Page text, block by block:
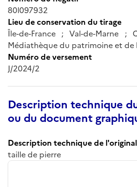
80l097932
Lieu de conservation du tirage
Île-de-France ; Val-de-Marne ;
Médiathèque du patrimoine et
Numéro de versement
J/2024/2
Description technique
ou du document
Description technique de l'original
taille de pierre